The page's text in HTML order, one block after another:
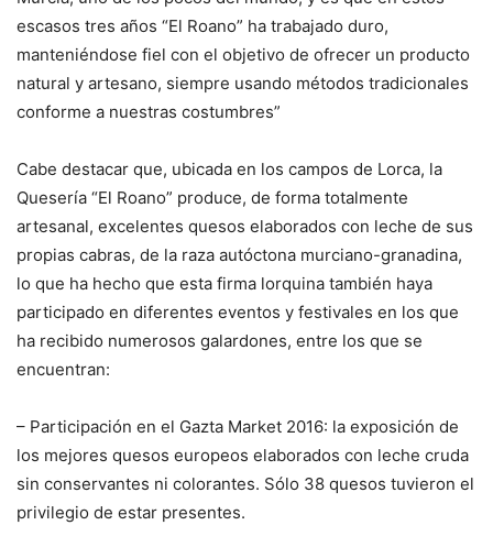
escasos tres años “El Roano” ha trabajado duro,
manteniéndose fiel con el objetivo de ofrecer un producto
natural y artesano, siempre usando métodos tradicionales
conforme a nuestras costumbres”
Cabe destacar que, ubicada en los campos de Lorca, la
Quesería “El Roano” produce, de forma totalmente
artesanal, excelentes quesos elaborados con leche de sus
propias cabras, de la raza autóctona murciano-granadina,
lo que ha hecho que esta firma lorquina también haya
participado en diferentes eventos y festivales en los que
ha recibido numerosos galardones, entre los que se
encuentran:
– Participación en el Gazta Market 2016: la exposición de
los mejores quesos europeos elaborados con leche cruda
sin conservantes ni colorantes. Sólo 38 quesos tuvieron el
privilegio de estar presentes.